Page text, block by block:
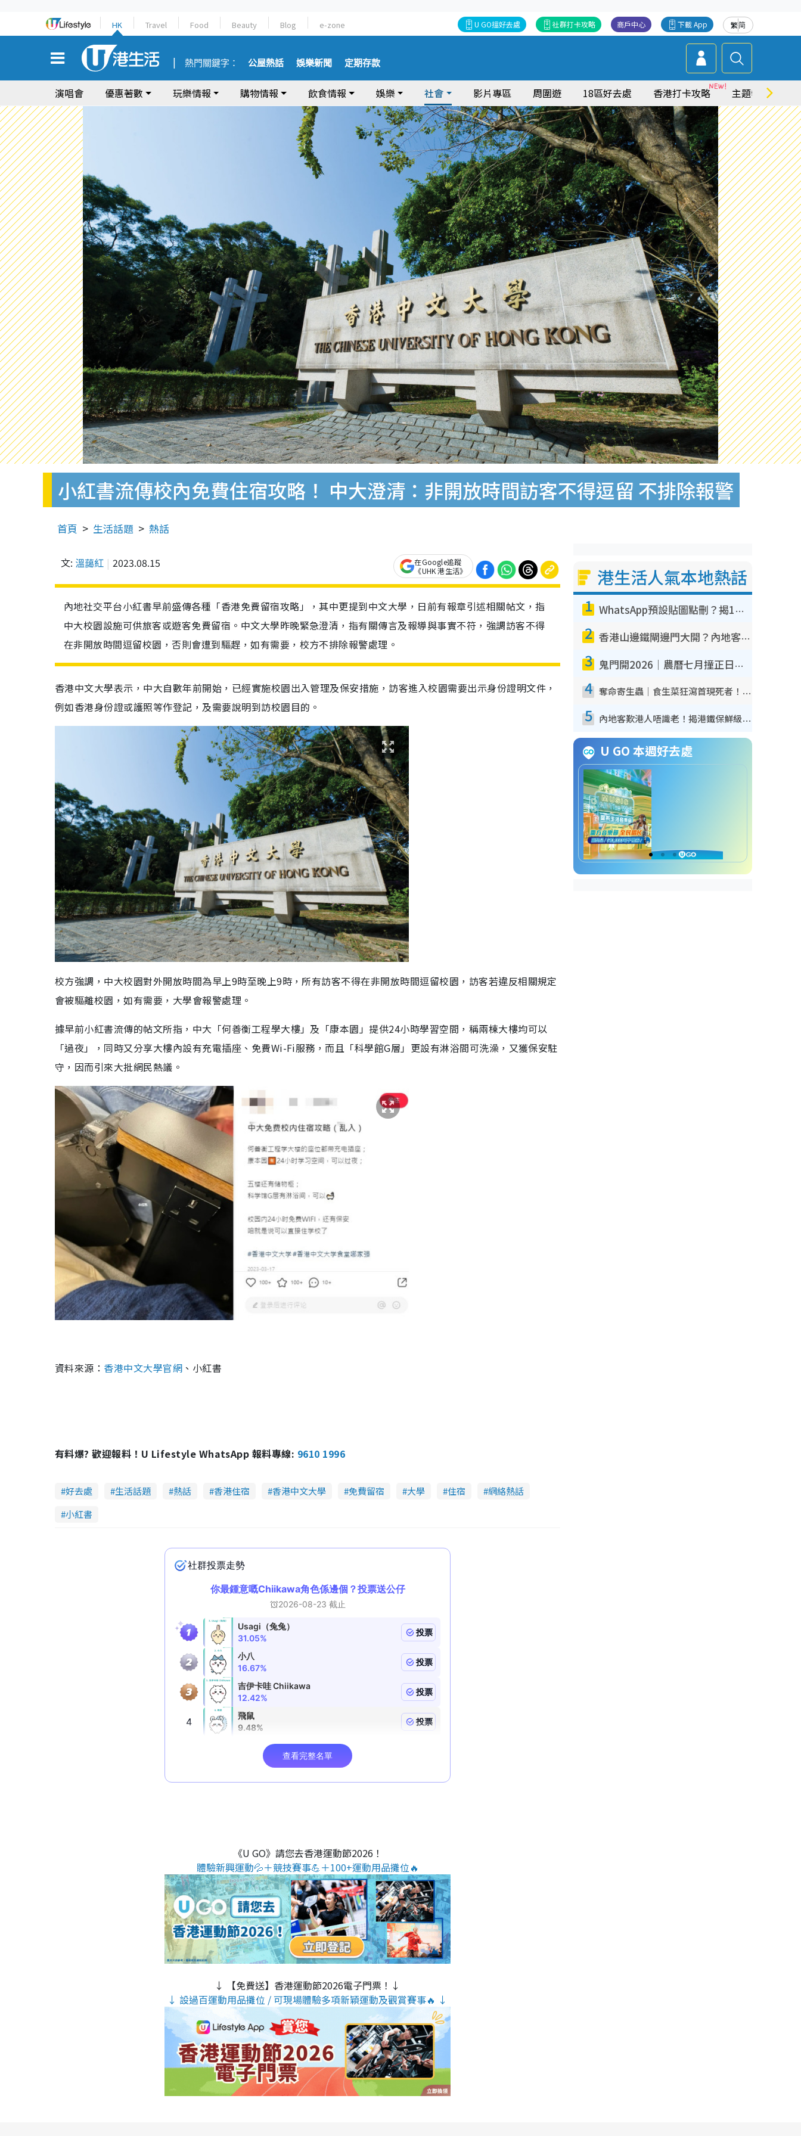
HK Travel Food Beauty Blog e-zone 繁简
下載 App
商戶中心
社群打卡攻略
U GO搵好去處
熱門關鍵字： 公屋熱話 娛樂新聞 定期存款
演唱會 優惠著數 玩樂情報 購物情報 飲食情報 娛樂 社會 影片專區 周圍遊 18區好去處 香港打卡攻略 主題特集
小紅書流傳校內免費住宿攻略！ 中大澄清：非開放時間訪客不得逗留 不排除報警
首頁 生活話題 熱話
文: 溫藹紅 2023.08.15
在Google追蹤
《UHK 港生活》
內地社交平台小紅書早前盛傳各種「香港免費留宿攻略」，其中更提到中文大學，日前有報章引述相關帖文，指
中大校園設施可供旅客或遊客免費留宿。中文大學昨晚緊急澄清，指有關傳言及報導與事實不符，強調訪客不得
在非開放時間逗留校園，否則會遭到驅趕，如有需要，校方不排除報警處理。
香港中文大學表示，中大自數年前開始，已經實施校園出入管理及保安措施，訪客進入校園需要出示身份證明文件，
例如香港身份證或護照等作登記，及需要說明到訪校園目的。
校方強調，中大校園對外開放時間為早上9時至晚上9時，所有訪客不得在非開放時間逗留校園，訪客若違反相關規定
會被驅離校園，如有需要，大學會報警處理。
據早前小紅書流傳的帖文所指，中大「何善衡工程學大樓」及「康本園」提供24小時學習空間，稱兩棟大樓均可以
「過夜」，同時又分享大樓內設有充電插座、免費Wi-Fi服務，而且「科學館G層」更設有淋浴間可洗澡，又獲保安駐
守，因而引來大批網民熱議。
資料來源： 香港中文大學官網 、小紅書
有料爆? 歡迎報料！U Lifestyle WhatsApp 報料專線: 9610 1996
好去處 生活話題 熱話 香港住宿 香港中文大學 免費留宿 大學 住宿
網絡熱話
小紅書
《U GO》請您去香港運動節2026！
體驗新興運動💦＋競技賽事💪＋100+運動用品攤位🔥
↓ 【免費送】香港運動節2026電子門票！↓
↓ 設過百運動用品攤位 / 可現場體驗多項新穎運動及觀賞賽事🔥 ↓
港生活人氣本地熱話
1 WhatsApp預設貼圖點刪？揭1招「反向操作」還原簡潔介面 附3步實測教學
2 香港山邊鐵閘邊門大開？內地客困惑意義何在！網民神回覆：呢種叫法理性防禦
3 鬼門開2026｜農曆七月撞正日全食特別邪？專家警告切忌做一事！揭4大禁忌+2招保平安
4 奪命寄生蟲｜食生菜狂瀉首現死者！疫潮惡化錄1.8萬宗病例 揭洗菜3大謬誤
5 內地客歎港人唔識老！揭港鐵保鮮級冷氣 港人求放過：咪投訴
U GO 本週好去處